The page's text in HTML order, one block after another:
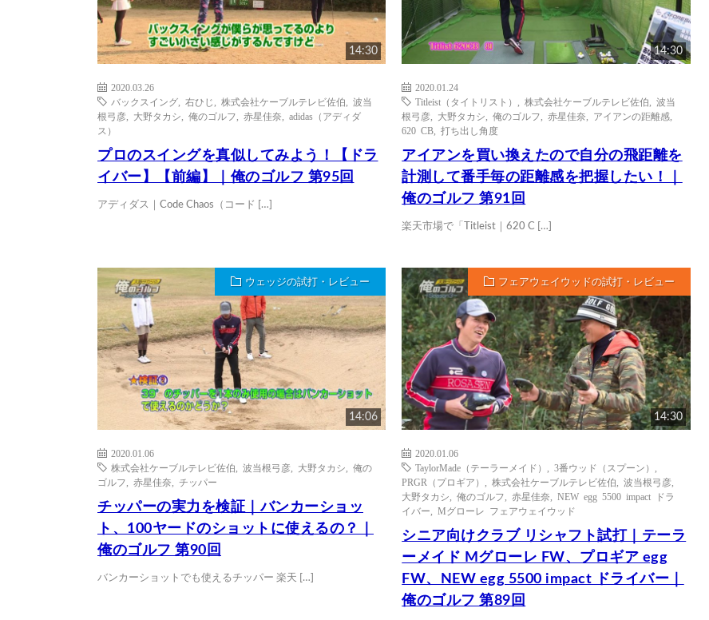
14:30
2020.03.26
バックスイング
右ひじ 株式会社ケーブルテレビ佐伯
波当
根弓彦
大野タカシ 俺のゴルフ 赤星佳奈
adidas（アディダ
ス）
プロのスイングを真似してみよう！【ドラ
イバー】【前編】｜俺のゴルフ 第95回
アディダス｜Code Chaos（コード […]
14:30
2020.01.24
Titleist（タイトリスト）
,株式会社ケーブルテレビ佐伯 ,波当
根弓彦
大野タカシ ,俺のゴルフ 赤星佳奈 アイアンの距離感
620 CB ,打ち出し角度
アイアンを買い換えたので自分の飛距離を
計測して番手毎の距離感を把握したい！｜
俺のゴルフ 第91回
楽天市場で「Titleist｜620 C […]
ウェッジの試打・レビュー
14:06
2020.01.06
株式会社ケーブルテレビ佐伯
波当根弓彦 大野タカシ
俺の
ゴルフ
赤星佳奈 チッパー
チッパーの実力を検証｜バンカーショッ
ト、100ヤードのショットに使えるの？｜
俺のゴルフ 第90回
バンカーショットでも使えるチッパー 楽天 […]
フェアウェイウッドの試打・レビュー
14:30
2020.01.06
TaylorMade（テーラーメイド）
,3番ウッド（スプーン）
PRGR（プロギア）
,株式会社ケーブルテレビ佐伯 ,波当根弓彦
大野タカシ
,俺のゴルフ ,赤星佳奈 ,NEW egg 5500 impact ドラ
イバー
,Mグローレ フェアウェイウッド
シニア向けクラブ リシャフト試打｜テーラ
ーメイド Mグローレ FW、プロギア egg
FW、NEW egg 5500 impact ドライバー｜
俺のゴルフ 第89回